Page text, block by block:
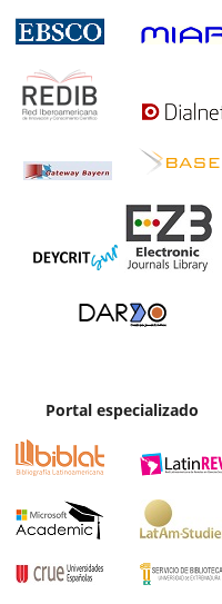
Portal especializado